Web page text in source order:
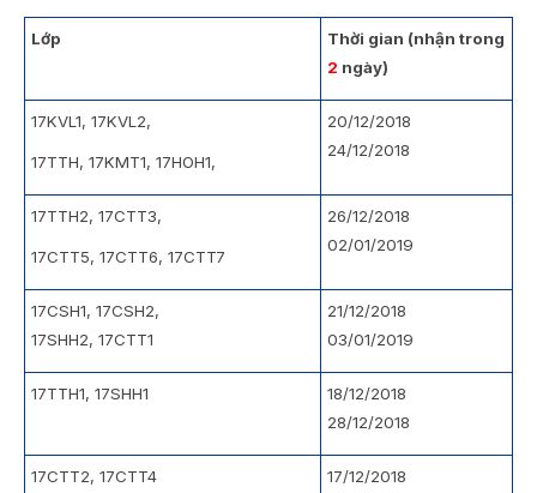
Lớp
Thời gian (nhận trong
2 ngày)
17KVL1, 17KVL2,
17TTH, 17KMT1, 17HOH1,
20/12/2018
24/12/2018
17TTH2, 17CTT3,
17CTT5, 17CTT6, 17CTT7
26/12/2018
02/01/2019
17CSH1, 17CSH2,
17SHH2, 17CTT1
21/12/2018
03/01/2019
17TTH1, 17SHH1
18/12/2018
28/12/2018
17CTT2, 17CTT4
17/12/2018